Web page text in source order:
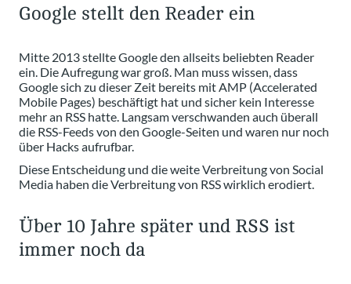
Google stellt den Reader ein
Mitte 2013 stellte Google den allseits beliebten Reader
ein. Die Aufregung war groß. Man muss wissen, dass
Google sich zu dieser Zeit bereits mit AMP (Accelerated
Mobile Pages) beschäftigt hat und sicher kein Interesse
mehr an RSS hatte. Langsam verschwanden auch überall
die RSS-Feeds von den Google-Seiten und waren nur noch
über Hacks aufrufbar.
Diese Entscheidung und die weite Verbreitung von Social
Media haben die Verbreitung von RSS wirklich erodiert.
Über 10 Jahre später und RSS ist
immer noch da